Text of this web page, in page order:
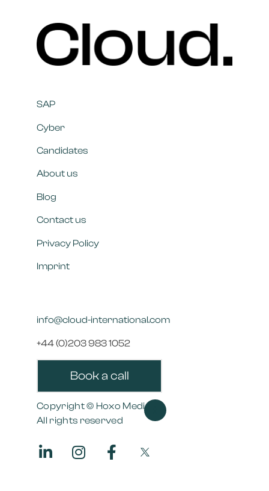
SAP
Cyber
Candidates
About us
Blog
Contact us
Privacy Policy
Imprint
info@cloud-international.com
+44 (0)203 983 1052
Book a call
Copyright © Hoxo Media
All rights reserved